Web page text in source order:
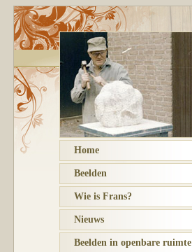
Home
Beelden
Wie is Frans?
Nieuws
Beelden in openbare ruimte